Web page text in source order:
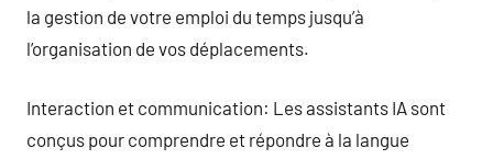
la gestion de votre emploi du temps jusqu’à
l’organisation de vos déplacements.
Interaction et communication: Les assistants IA sont
conçus pour comprendre et répondre à la langue